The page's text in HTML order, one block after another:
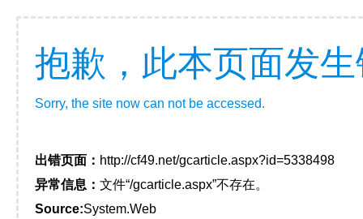
抱歉，此本页面发
Sorry, the site now can not be accessed.
出错页面： http://cf49.net/gcarticle.aspx?id=5338498
异常信息： 文件“/gcarticle.aspx”不存在。
Source:System.Web